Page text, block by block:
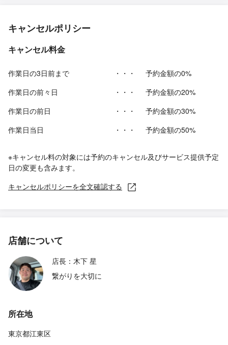
キャンセルポリシー
キャンセル料金
作業日の3日前まで ・・・
予約金額の0%
作業日の前々日
・・・
予約金額の20%
作業日の前日
・・・
予約金額の30%
作業日当日
・・・ 予約金額の50%
※キャンセル料の対象には予約のキャンセル及びサービス提供予定
日の変更も含みます。
キャンセルポリシーを全文確認する
店舗について
店長：木下 星
繋がりを大切に
所在地
東京都江東区